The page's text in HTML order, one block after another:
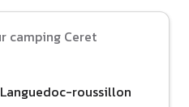
Languedoc-roussillon